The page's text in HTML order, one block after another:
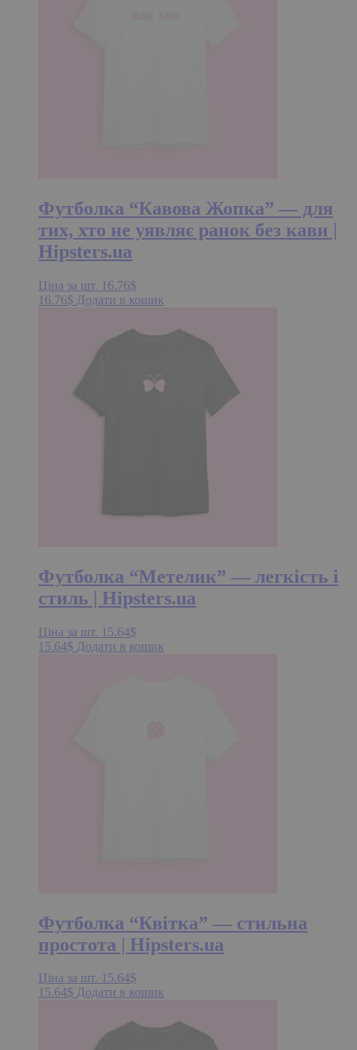
Футболка “Кавова Жопка” — для
тих, хто не уявляє ранок без кави |
Hipsters.ua
Ціна за шт. 16.76$
16.76$ Додати в кошик
Футболка “Метелик” — легкість і
стиль | Hipsters.ua
Ціна за шт. 15.64$
15.64$ Додати в кошик
Футболка “Квітка” — стильна
простота | Hipsters.ua
Ціна за шт. 15.64$
15.64$ Додати в кошик